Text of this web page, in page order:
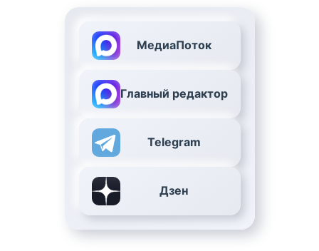
МедиаПоток
Главный редактор
Telegram
Дзен